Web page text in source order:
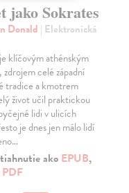
jako Sokrates
Donald | Elektronická
klíčovým athénským
celé západní
tradice a kmotrem
život učil praktickou
lidi v ulicích
je dnes jen málo lidí
ako EPUB,
PDF